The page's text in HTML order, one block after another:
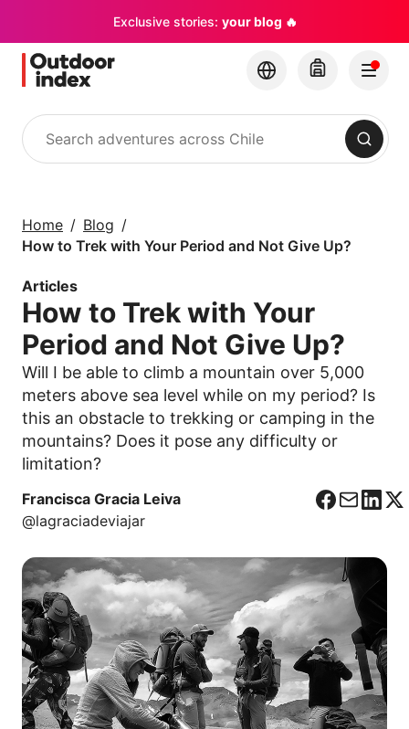
Exclusive stories: your blog 🔥
Search
Home
Blog
How to Trek with Your Period and Not Give Up?
Articles
How to Trek with Your
Period and Not Give Up?
Will I be able to climb a mountain over 5,000
meters above sea level while on my period? Is
this an obstacle to trekking or camping in the
mountains? Does it pose any difficulty or
limitation?
Francisca Gracia Leiva
@lagraciadeviajar
F
c
e
b
o
k
C
r
r
e
L
n
I
n
X
hidden gems with
Outdoor Index